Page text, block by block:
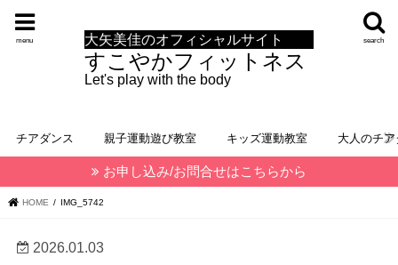
大矢美佳のオフィシャルサイト
すこやかフィットネス
Let's play with the body
search
menu
チアダンス 親子運動遊び教室 キッズ運動教室 大人のチ
お申し込み/お問合せはこちらから
HOME IMG_5742
2026.01.03